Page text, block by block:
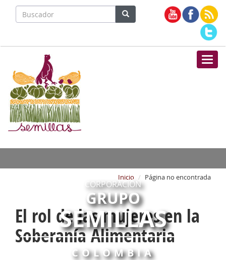
CORPORACIÓN
GRUPO
SEMILLAS
COLOMBIA
Inicio Página no encontrada
El rol de las mujeres en la
Soberanía Alimentaria